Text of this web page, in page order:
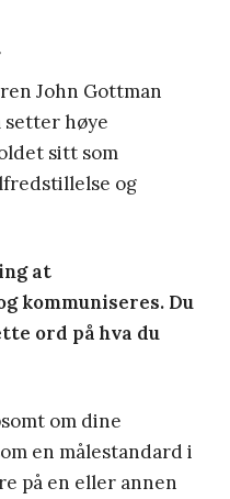
John Gottman
setter høye
sitt som
og
at
kommuniseres. Du
ord på hva du
om dine
en målestandard i
på en eller annen